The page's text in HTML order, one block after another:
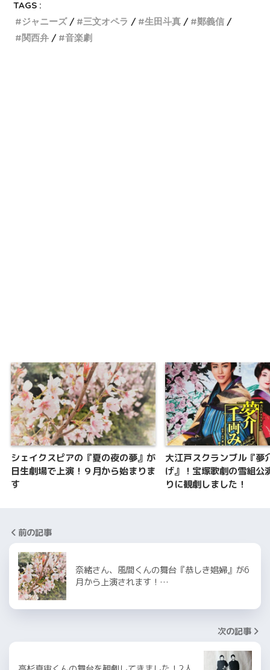
TAGS :
ジャニーズ
三文オペラ 生田斗真
鄭義信
関西弁
音楽劇
シェイクスピアの『夏の夜の夢』が
日生劇場で上演！９月から始まりま
す
大江戸スクランブル『夢
げ』！宝塚歌劇の雪組公
りに観劇しました！
前の記事
奈緒さん、風間くんの舞台『恭しき娼婦』が6
月から上演されます！…
次の記事